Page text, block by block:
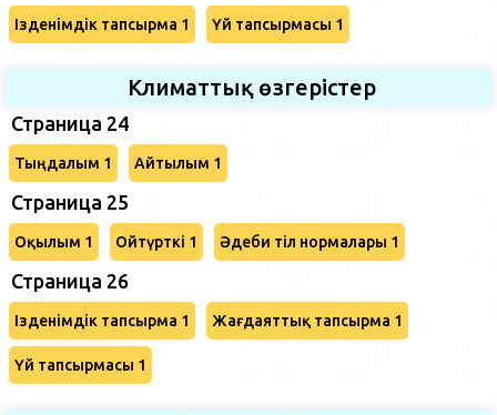
Ізденімдік тапсырма 1 Үй тапсырмасы 1
Климаттық өзгерістер
Страница 24
Тыңдалым 1 Айтылым 1
Страница 25
Оқылым 1 Ойтүрткі 1 Әдеби тіл нормалары 1
Страница 26
Ізденімдік тапсырма 1 Жағдаяттық тапсырма 1
Үй тапсырмасы 1